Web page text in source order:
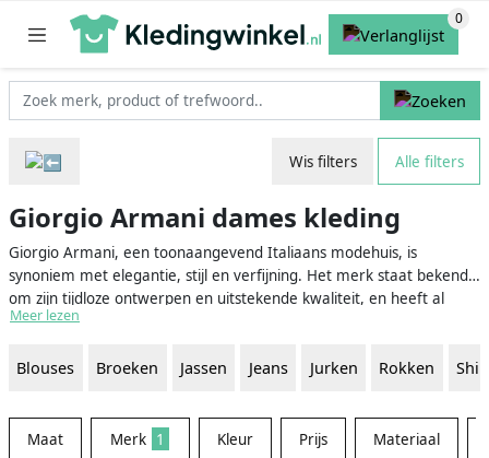
Wis filters Alle filters
Giorgio Armani dames kleding
Giorgio Armani, een toonaangevend Italiaans modehuis, is
synoniem met elegantie, stijl en verfijning. Het merk staat bekend
om zijn tijdloze ontwerpen en uitstekende kwaliteit, en heeft al
sinds de oprichting in 1975 een grote impact op de modewereld.
kledingstukken, van elegante avondjurken tot klassieke zakelijke
speciaal ontworpen voor vrouwen die waarde hechten aan klasse
en finesse in hun garderobe.
Meer lezen
Blouses Broeken Jassen Jeans Jurken Rokken
Maat Merk 1 Kleur Prijs Materiaal